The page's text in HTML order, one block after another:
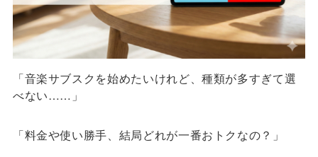
「音楽サブスクを始めたいけれど、種類が多すぎて選
べない……」
「料金や使い勝手、結局どれが一番おトクなの？」